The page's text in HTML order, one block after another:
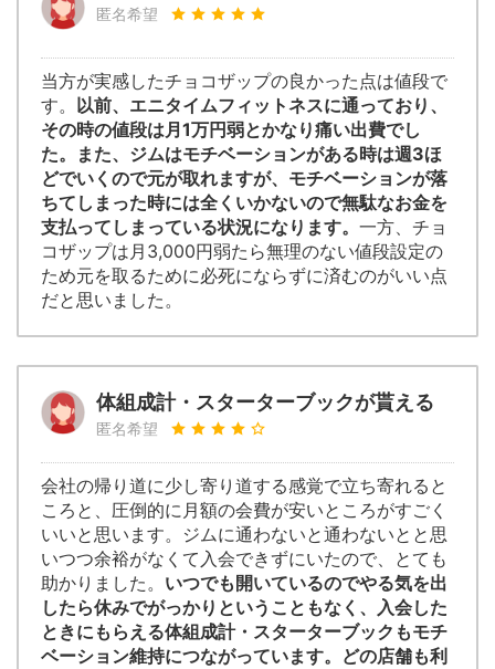
匿名希望
当方が実感したチョコザップの良かった点は値段で
す。 以前、エニタイムフィットネスに通っており、
その時の値段は月1万円弱とかなり痛い出費でし
た。また、ジムはモチベーションがある時は週3ほ
どでいくので元が取れますが、モチベーションが落
ちてしまった時には全くいかないので無駄なお金を
支払ってしまっている状況になります。 一方、チョ
コザップは月3,000円弱たら無理のない値段設定の
ため元を取るために必死にならずに済むのがいい点
だと思いました。
体組成計・スターターブックが貰える
匿名希望
会社の帰り道に少し寄り道する感覚で立ち寄れると
ころと、圧倒的に月額の会費が安いところがすごく
いいと思います。ジムに通わないと通わないとと思
いつつ余裕がなくて入会できずにいたので、とても
助かりました。 いつでも開いているのでやる気を出
したら休みでがっかりということもなく、入会した
ときにもらえる体組成計・スターターブックもモチ
ベーション維持につながっています。どの店舗も利